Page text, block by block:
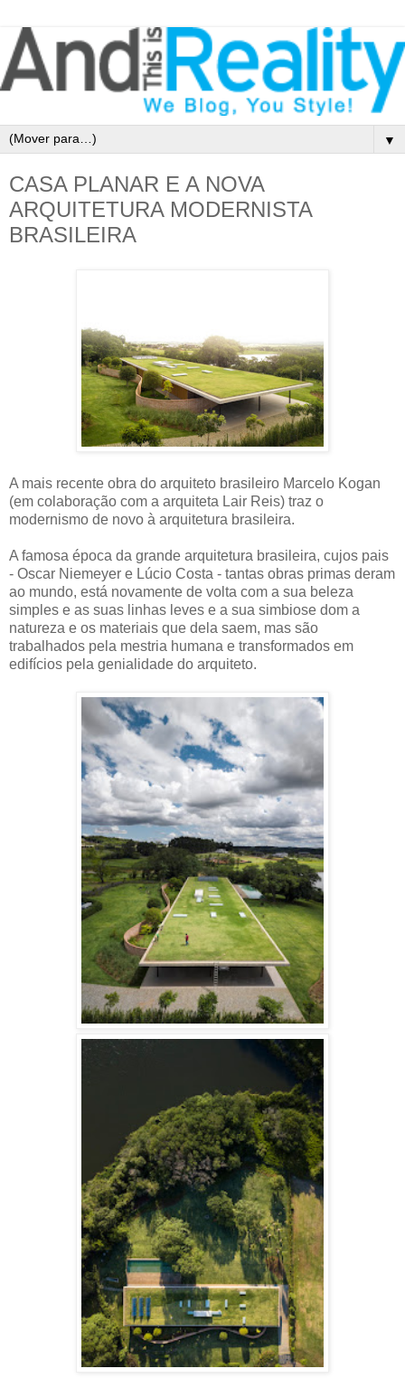
▼
CASA PLANAR E A NOVA
ARQUITETURA MODERNISTA
BRASILEIRA
A mais recente obra do arquiteto brasileiro Marcelo Kogan
(em colaboração com a arquiteta Lair Reis) traz o
modernismo de novo à arquitetura brasileira.
A famosa época da grande arquitetura brasileira, cujos pais
- Oscar Niemeyer e Lúcio Costa - tantas obras primas deram
ao mundo, está novamente de volta com a sua beleza
simples e as suas linhas leves e a sua simbiose dom a
natureza e os materiais que dela saem, mas são
trabalhados pela mestria humana e transformados em
edifícios pela genialidade do arquiteto.